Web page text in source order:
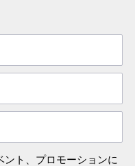
ト、プロモーションに